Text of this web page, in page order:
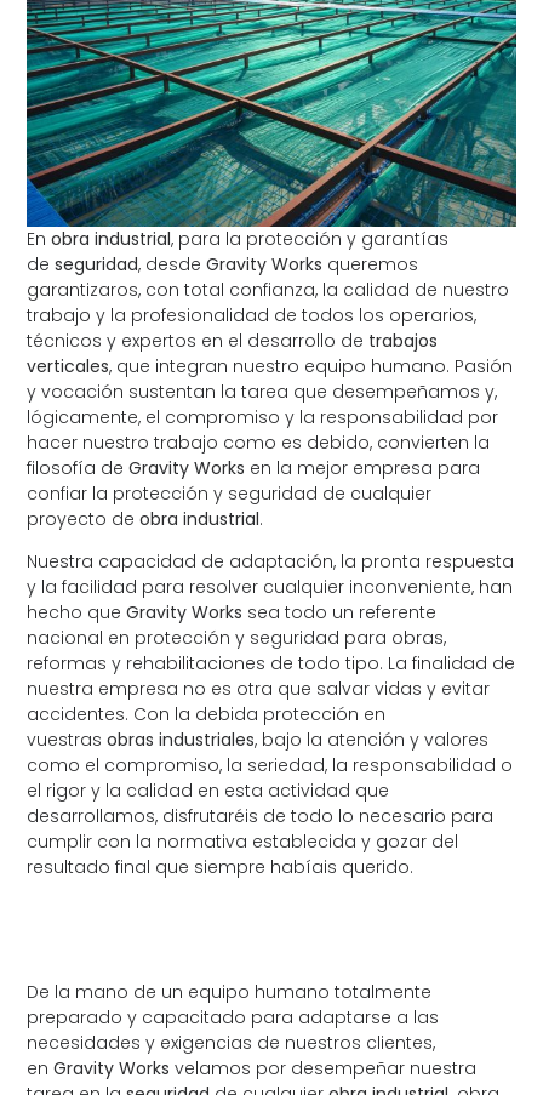
Enobra industrial, para la protección y garantías
de seguridad, desdeGravity Works queremos
garantizaros, con total confianza, la calidad de nuestro
trabajo y la profesionalidad de todos los operarios,
técnicos y expertos en el desarrollo de trabajos
verticales, que integran nuestro equipo humano. Pasión
y vocación sustentan la tarea que desempeñamos y,
lógicamente, el compromiso y la responsabilidad por
hacer nuestro trabajo como es debido, convierten la
filosofía deGravity Works en la mejor empresa para
confiar la protección y seguridad de cualquier
proyecto deobra industrial.
Nuestra capacidad de adaptación, la pronta respuesta
y la facilidad para resolver cualquier inconveniente, han
hecho queGravity Works sea todo un referente
nacional en protección y seguridad para obras,
reformas y rehabilitaciones de todo tipo. La finalidad de
nuestra empresa no es otra que salvar vidas y evitar
accidentes. Con la debida protección en
vuestrasobras industriales, bajo la atención y valores
como el compromiso, la seriedad, la responsabilidad o
el rigor y la calidad en esta actividad que
desarrollamos, disfrutaréis de todo lo necesario para
cumplir con la normativa establecida y gozar del
resultado final que siempre habíais querido.
De la mano de un equipo humano totalmente
preparado y capacitado para adaptarse a las
necesidades y exigencias de nuestros clientes,
enGravity Works velamos por desempeñar nuestra